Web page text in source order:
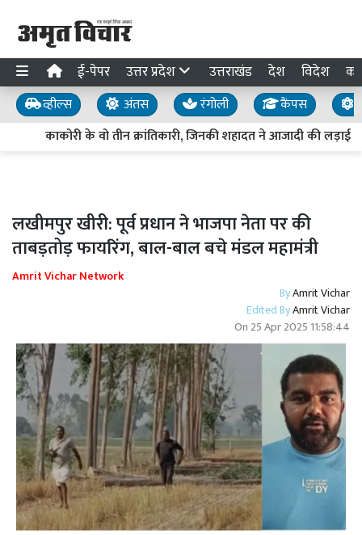
ई-पेपर उत्तर प्रदेश उत्तराखंड देश विदेश
व्हील्स अंतस रंगोली कैंपस
काकोरी के वो तीन क्रांतिकारी, जिनकी शहादत ने आजादी की लड़ाई
लखीमपुर खीरी: पूर्व प्रधान ने भाजपा नेता पर की
ताबड़तोड़ फायरिंग, बाल-बाल बचे मंडल महामंत्री
Amrit Vichar Network
ByAmrit Vichar
Edited ByAmrit Vichar
On 25 Apr 2025 11:58:44